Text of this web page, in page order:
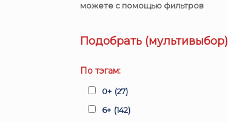
можете с помощью фильтров
Подобрать (мультивыбор)
По тэгам:
0+ (27)
6+ (142)